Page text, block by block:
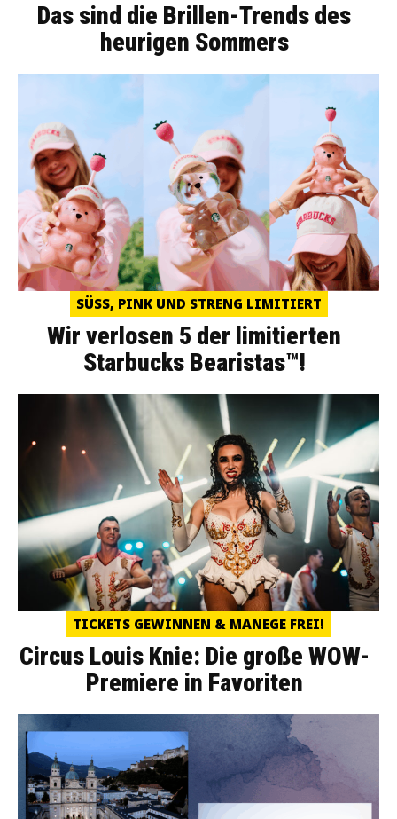
Das sind die Brillen-Trends des
heurigen Sommers
SÜSS, PINK UND STRENG LIMITIERT
Wir verlosen 5 der limitierten
Starbucks Bearistas™!
TICKETS GEWINNEN & MANEGE FREI!
Circus Louis Knie: Die große WOW-
Premiere in Favoriten